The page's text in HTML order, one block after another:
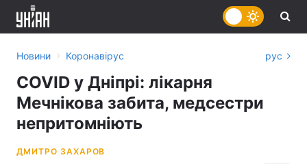
Новини › Коронавірус рус
COVID у Дніпрі: лікарня
Мечнікова забита, медсестри
непритомніють
ДМИТРО ЗАХАРОВ